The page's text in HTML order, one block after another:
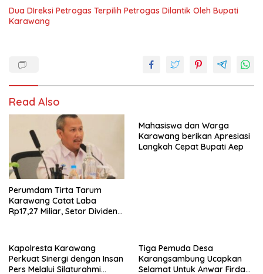
Dua DIreksi Petrogas Terpilih Petrogas Dilantik Oleh Bupati
Karawang
Read Also
Perumdam Tirta Tarum
Karawang Catat Laba
Rp17,27 Miliar, Setor Dividen
Mahasiswa dan Warga
Karawang berikan Apresiasi
Langkah Cepat Bupati Aep
Kapolresta Karawang
Perkuat Sinergi dengan Insan
Pers Melalui Silaturahmi
Tiga Pemuda Desa
Karangsambung Ucapkan
Selamat Untuk Anwar Firdaus